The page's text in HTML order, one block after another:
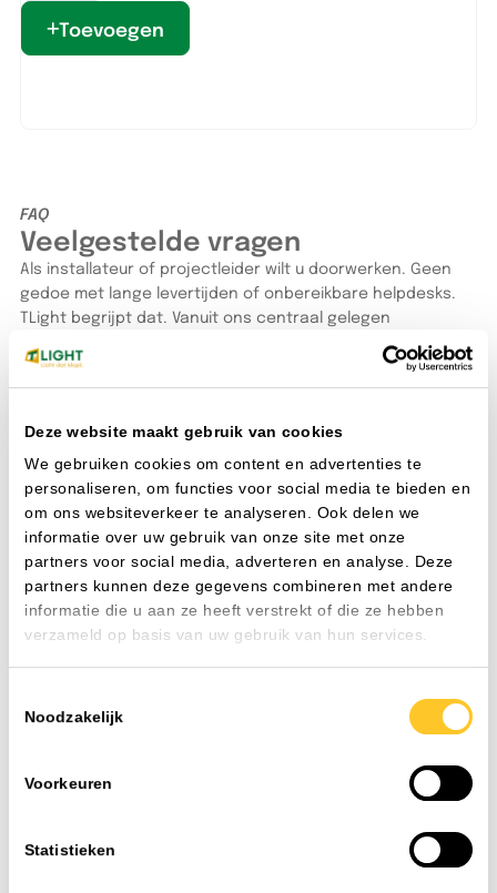
Deze website maakt gebruik van cookies
We gebruiken cookies om content en advertenties te
personaliseren, om functies voor social media te bieden en
om ons websiteverkeer te analyseren. Ook delen we
informatie over uw gebruik van onze site met onze
partners voor social media, adverteren en analyse. Deze
partners kunnen deze gegevens combineren met andere
informatie die u aan ze heeft verstrekt of die ze hebben
verzameld op basis van uw gebruik van hun services.
Noodzakelijk
Voorkeuren
Statistieken
Toevoegen
FAQ
Veelgestelde vragen
Als installateur of projectleider wilt u doorwerken. Geen
gedoe met lange levertijden of onbereikbare helpdesks.
TLight begrijpt dat. Vanuit ons centraal gelegen
distributiecentrum in Heijen (Limburg), direct aan de A73
en op de grens van Brabant en Gelderland leveren wij uw
led-verlichting direct uit eigen voorraad.
met één telefoontje naar onze verkopers. Wilt u de
armaturen liever eerst zelf bekijken of een lichtplan
doorspreken? U bent altijd welkom in onze showroom. De
koffie staat klaar en onze lichtspecialisten denken direct
met u mee.
Alle veelgestelde vragen
Waarom zou ik een lichtplan laten maken?
Om zo ook aan uw klant te kunnen aantonen dat de
verlichting die u plaatst voldoet aan de gestelde eisen en
normen.
Wij maken altijd vrijblijvend een lichtplan en hier worden
dus geen kosten voor gerekend.
Ja onze bestelomgeving is alleen toegankelijk als je een